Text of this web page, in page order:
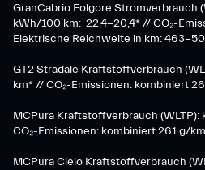
GranCabrio Folgore Stromverbrauch
kWh/100 km: 22,4-20,4* // CO₂-
Elektrische Reichweite in km: 463-
GT2 Stradale Kraftstoffverbrauch
km* // CO₂-Emissionen: kombiniert
MCPura Kraftstoffverbrauch (WLTP):
CO₂-Emissionen: kombiniert 261 g/
MCPura Cielo Kraftstoffverbrauch